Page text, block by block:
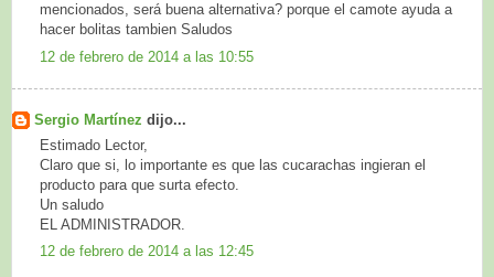
mencionados, será buena alternativa? porque el camote ayuda a
hacer bolitas tambien Saludos
12 de febrero de 2014 a las 10:55
Sergio Martínez dijo...
Estimado Lector,
Claro que si, lo importante es que las cucarachas ingieran el
producto para que surta efecto.
Un saludo
EL ADMINISTRADOR.
12 de febrero de 2014 a las 12:45